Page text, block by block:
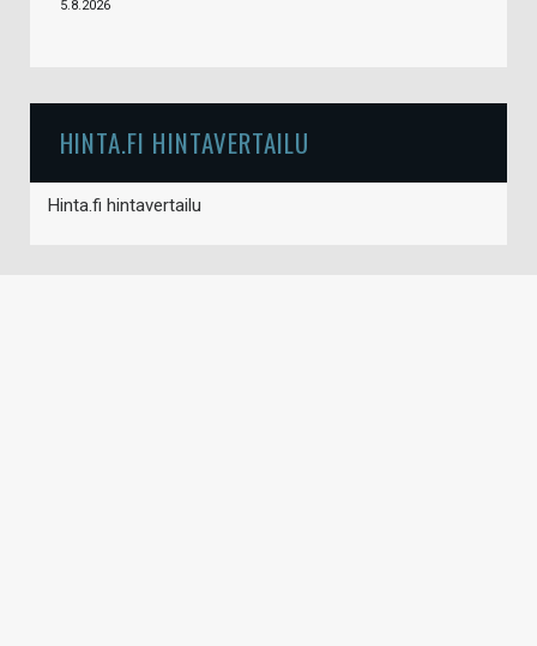
5.8.2026
HINTA.FI HINTAVERTAILU
Hinta.fi hintavertailu